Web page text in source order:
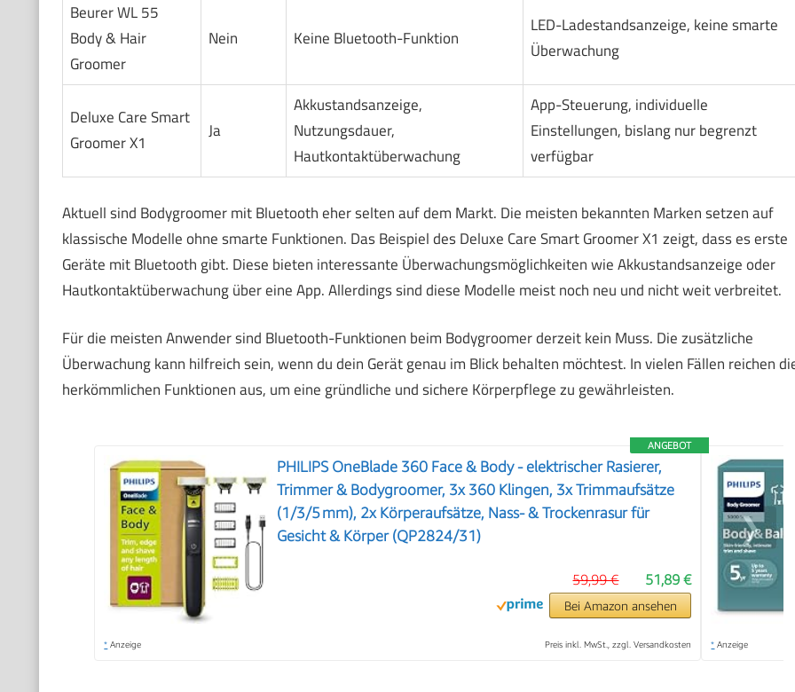
Beurer WL 55
Body & Hair
Groomer
Nein Keine Bluetooth-Funktion
LED-Ladestandsanzeige, keine smarte
Überwachung
Deluxe Care Smart
Groomer X1
Ja
Akkustandsanzeige,
Nutzungsdauer,
Hautkontaktüberwachung
App-Steuerung, individuelle
Einstellungen, bislang nur begrenzt
verfügbar
Aktuell sind Bodygroomer mit Bluetooth eher selten auf dem Markt. Die meisten bekannten Marken setzen auf
klassische Modelle ohne smarte Funktionen. Das Beispiel des Deluxe Care Smart Groomer X1 zeigt, dass es erste
Geräte mit Bluetooth gibt. Diese bieten interessante Überwachungsmöglichkeiten wie Akkustandsanzeige oder
Hautkontaktüberwachung über eine App. Allerdings sind diese Modelle meist noch neu und nicht weit verbreitet.
Für die meisten Anwender sind Bluetooth-Funktionen beim Bodygroomer derzeit kein Muss. Die zusätzliche
Überwachung kann hilfreich sein, wenn du dein Gerät genau im Blick behalten möchtest. In vielen Fällen reichen
herkömmlichen Funktionen aus, um eine gründliche und sichere Körperpflege zu gewährleisten.
ANGEBOT
PHILIPS OneBlade 360 Face & Body - elektrischer Rasierer,
Trimmer & Bodygroomer, 3x 360 Klingen, 3x Trimmaufsätze
(1/3/5 mm), 2x Körperaufsätze, Nass- & Trockenrasur für
Gesicht & Körper (QP2824/31)
51,89 €
59,99 €
Bei Amazon ansehen
* Anzeige Preis inkl. MwSt., zzgl. Versandkosten * Anzeige
❯